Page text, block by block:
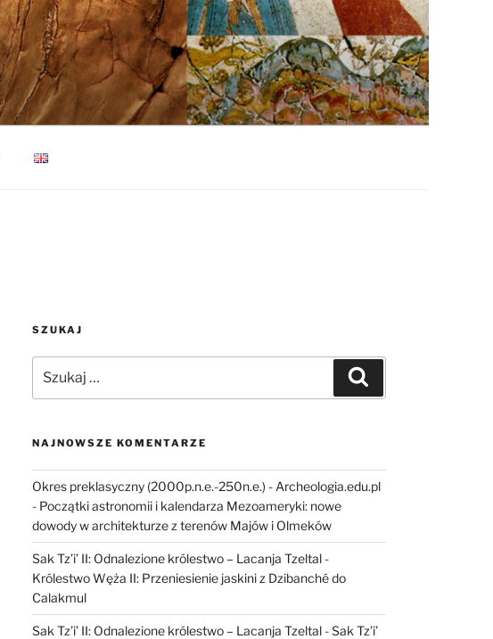
SZUKAJ
NAJNOWSZE KOMENTARZE
Okres preklasyczny (2000p.n.e.-250n.e.) - Archeologia.edu.pl
- Początki astronomii i kalendarza Mezoameryki: nowe
dowody w architekturze z terenów Majów i Olmeków
Sak Tz’i’ II: Odnalezione królestwo – Lacanja Tzeltal-
Królestwo Węża II: Przeniesienie jaskini z Dzibanché do
Calakmul
Sak Tz’i’ II: Odnalezione królestwo – Lacanja Tzeltal-Sak Tz’i’